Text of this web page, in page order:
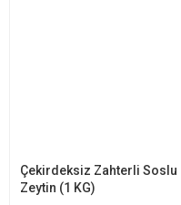
Çekirdeksiz Zahterli Soslu
Zeytin (1 KG)